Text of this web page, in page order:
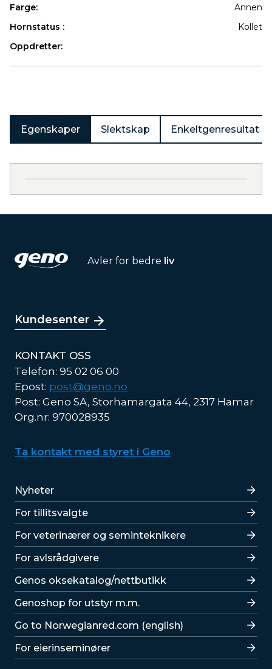
Farge:
Annen
Hornstatus :
Kollet
Oppdretter:
Egenskaper Slektskap Enkeltgenresultat
Avler for bedre liv
Kundesenter
KONTAKT OSS
Telefon: 95 02 06 00
Epost: post@geno.no
Post: Geno SA, Storhamargata 44, 2317 Hamar
Org.nr: 970028935
Ta kontakt med styret i Geno
Lenker
Nyheter
For tillitsvalgte
For veterinærer og seminteknikere
For avlsrådgivere
Lenker
Genos oksekatalog/nettbutikk
Genoshop for utstyr m.m.
Go to Norwegianred.com (english)
For eierinseminører